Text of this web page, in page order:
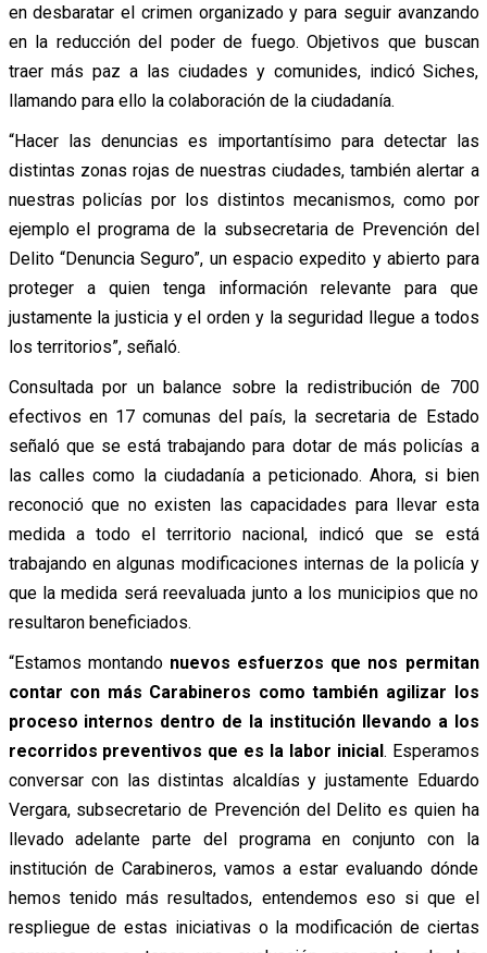
en desbaratar el crimen organizado y para seguir avanzando
en la reducción del poder de fuego. Objetivos que buscan
traer más paz a las ciudades y comunides, indicó Siches,
llamando para ello la colaboración de la ciudadanía.
“Hacer las denuncias es importantísimo para detectar las
distintas zonas rojas de nuestras ciudades, también alertar a
nuestras policías por los distintos mecanismos, como por
ejemplo el programa de la subsecretaria de Prevención del
Delito “Denuncia Seguro”, un espacio expedito y abierto para
proteger a quien tenga información relevante para que
justamente la justicia y el orden y la seguridad llegue a todos
los territorios”, señaló.
Consultada por un balance sobre la redistribución de 700
efectivos en 17 comunas del país, la secretaria de Estado
señaló que se está trabajando para dotar de más policías a
las calles como la ciudadanía a peticionado. Ahora, si bien
reconoció que no existen las capacidades para llevar esta
medida a todo el territorio nacional, indicó que se está
trabajando en algunas modificaciones internas de la policía y
que la medida será reevaluada junto a los municipios que no
resultaron beneficiados.
“Estamos montandonuevos esfuerzos que nos permitan
contar con más Carabineros como también agilizar los
proceso internos dentro de la institución llevando a los
recorridos preventivos que es la labor inicial. Esperamos
conversar con las distintas alcaldías y justamente Eduardo
Vergara, subsecretario de Prevención del Delito es quien ha
llevado adelante parte del programa en conjunto con la
institución de Carabineros, vamos a estar evaluando dónde
hemos tenido más resultados, entendemos eso si que el
respliegue de estas iniciativas o la modificación de ciertas